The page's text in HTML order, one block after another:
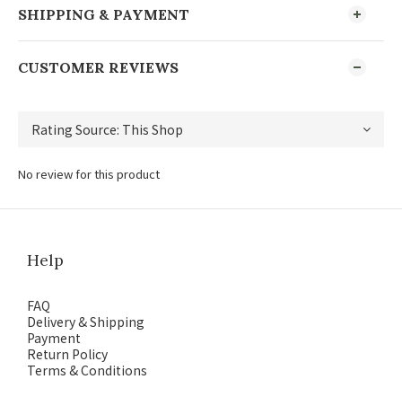
SHIPPING & PAYMENT
CUSTOMER REVIEWS
No review for this product
Help
FAQ
Delivery & Shipping
Payment
Return Policy
Terms & Conditions